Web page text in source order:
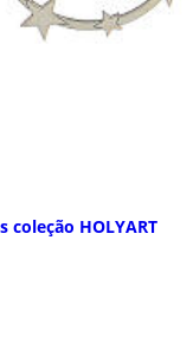
coleção HOLYART